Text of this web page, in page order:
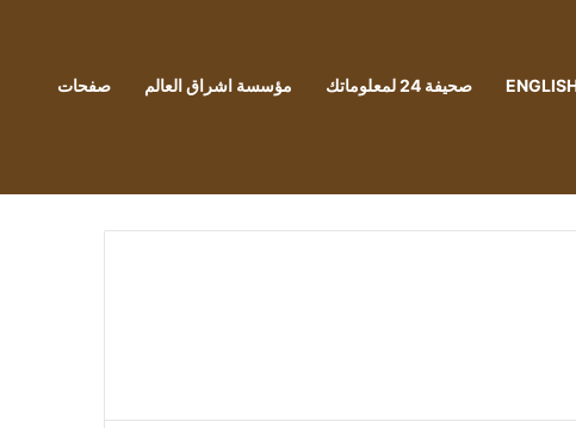
صحيفة 24 لمعلوماتك مؤسسة اشراق العالم صفحات